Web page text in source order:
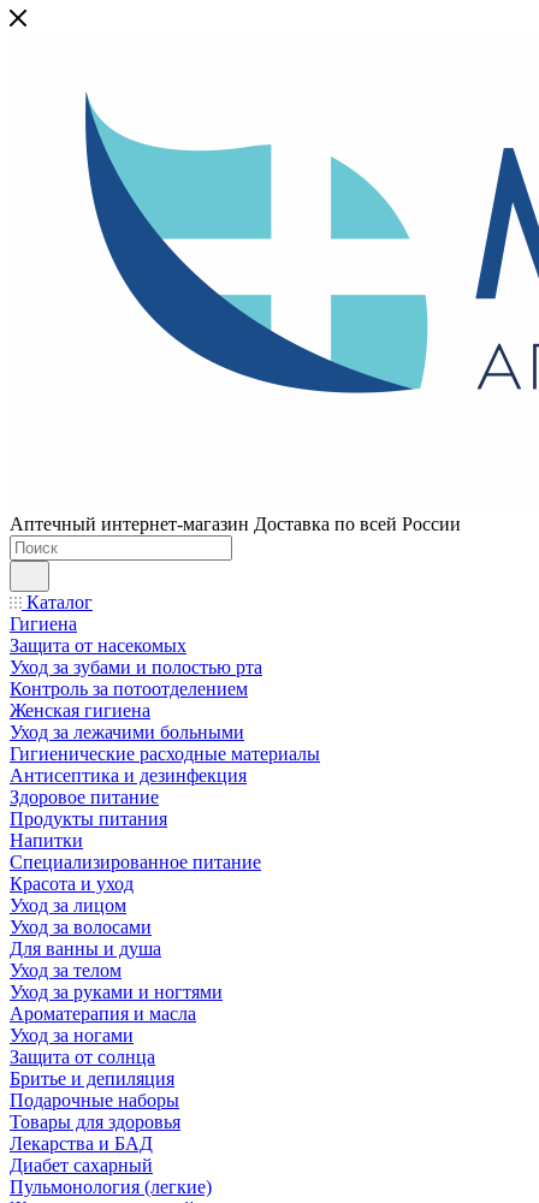
Аптечный интернет-магазин Доставка по всей России
Каталог
Гигиена
Защита от насекомых
Уход за зубами и полостью рта
Контроль за потоотделением
Женская гигиена
Уход за лежачими больными
Гигиенические расходные материалы
Антисептика и дезинфекция
Здоровое питание
Продукты питания
Напитки
Специализированное питание
Красота и уход
Уход за лицом
Уход за волосами
Для ванны и душа
Уход за телом
Уход за руками и ногтями
Ароматерапия и масла
Уход за ногами
Защита от солнца
Бритье и депиляция
Подарочные наборы
Товары для здоровья
Лекарства и БАД
Диабет сахарный
Пульмонология (легкие)